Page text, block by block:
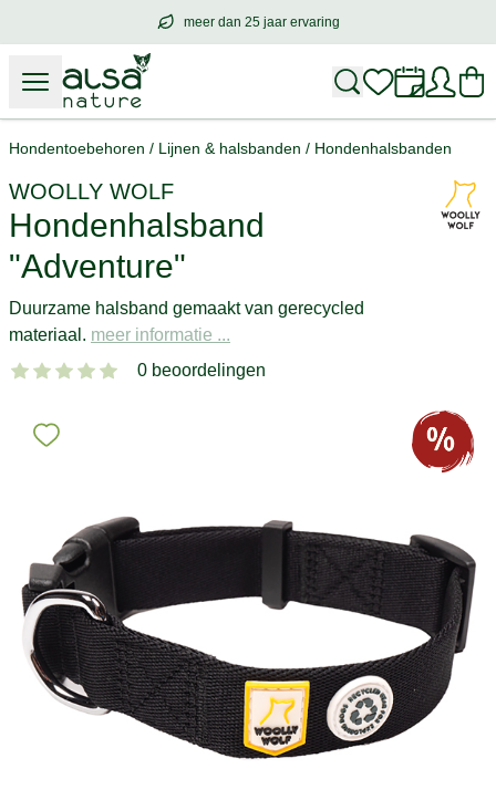
meer dan 25 jaar ervaring
meer dan25 jaar ervaring
Hondentoebehoren / Lijnen & halsbanden / Hondenhalsbanden
WOOLLY WOLF
Hondenhalsband
"Adventure"
Duurzame halsband gemaakt van gerecycled
materiaal. meer informatie ...
0 beoordelingen